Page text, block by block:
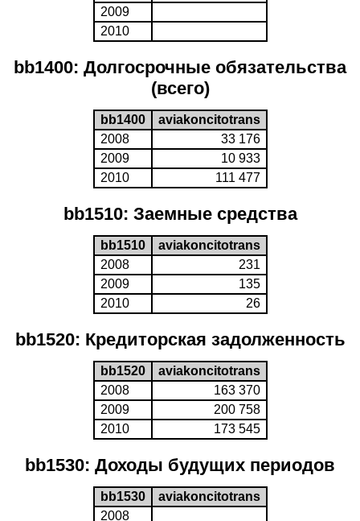
2009
2010
bb1400: Долгосрочные обязательства
(всего)
bb1400
aviakoncitotrans
2008
33 176
2009
10 933
2010
111 477
bb1510: Заемные средства
bb1510
aviakoncitotrans
2008
231
2009
135
2010
26
bb1520: Кредиторская задолженность
bb1520
aviakoncitotrans
2008
163 370
2009
200 758
2010
173 545
bb1530: Доходы будущих периодов
bb1530
aviakoncitotrans
2008